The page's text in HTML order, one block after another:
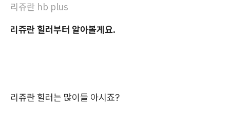
리쥬란 hb plus
리쥬란 힐러부터 알아볼게요.
리쥬란 힐러는 많이들 아시죠?